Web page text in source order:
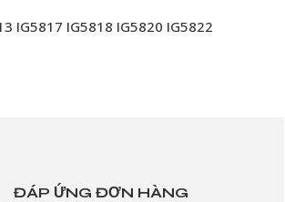
IG5817 IG5818 IG5820 IG5822
ĐÁP ỨNG ĐƠN HÀNG